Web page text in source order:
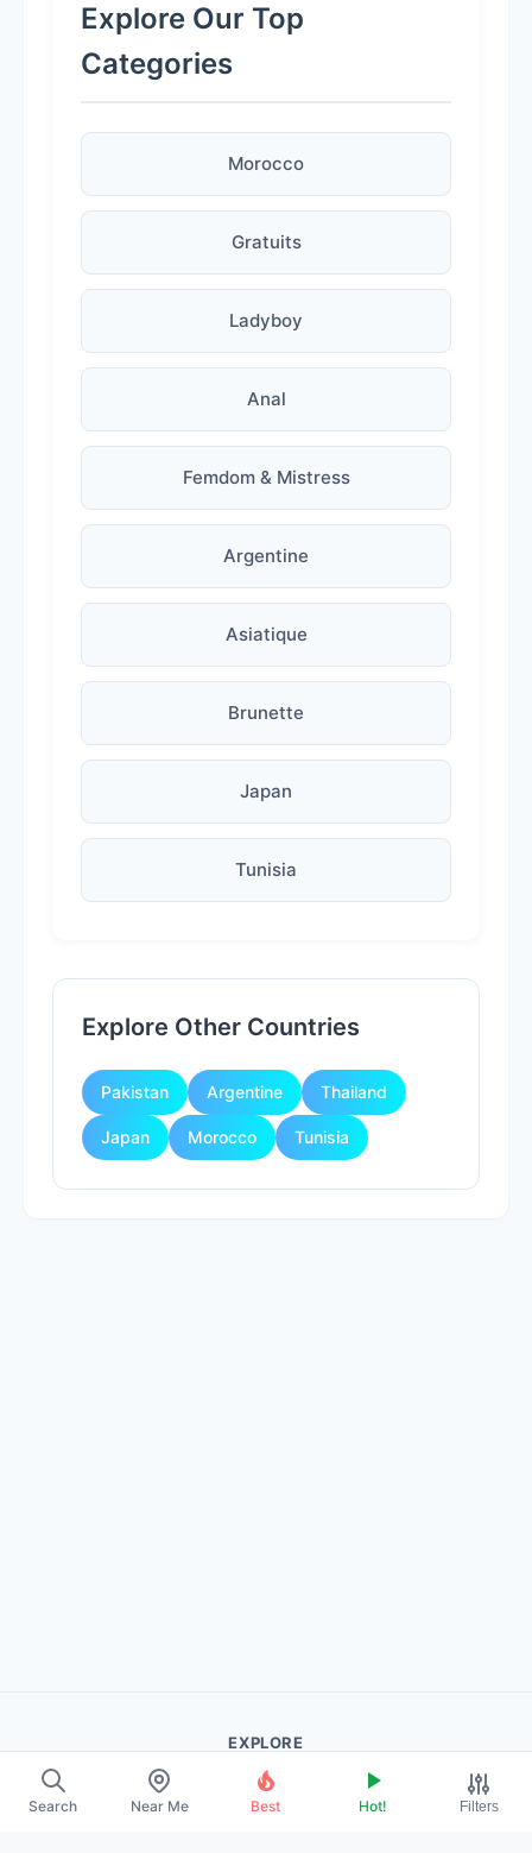
Explore Our Top
Categories
Morocco
Gratuits
Ladyboy
Anal
Femdom & Mistress
Argentine
Asiatique
Brunette
Japan
Tunisia
Explore Other Countries
Pakistan Argentine Thailand
Japan Morocco Tunisia
Search Near Me Best Hot! Filters
EXPLORE
About Us